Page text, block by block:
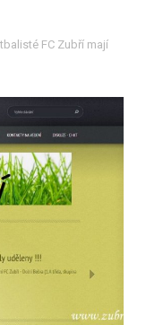
FC Zubří mají